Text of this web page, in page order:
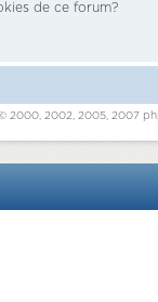
de ce forum?
2000, 2002, 2005, 2007